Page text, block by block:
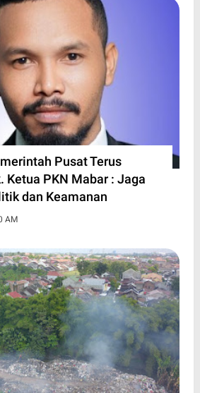
Pusat Terus
Ketua PKN Mabar : Jaga
dan Keamanan
AM